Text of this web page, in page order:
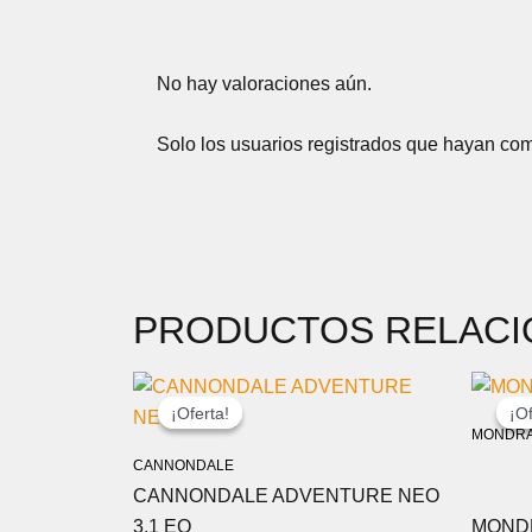
No hay valoraciones aún.
Solo los usuarios registrados que hayan
PRODUCTOS
¡Oferta!
CANNONDALE
¡Oferta!
CANNONDALE ADVENTURE NEO
3.1 EQ
EL
ORIGINAL
2.699,00 €.
EL